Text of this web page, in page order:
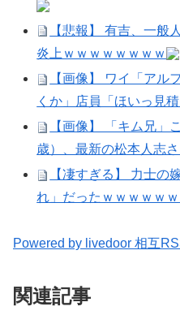
【悲報】 有吉、一般
炎上ｗｗｗｗｗｗｗｗ
【画像】 ワイ「アル
くか」店員「ほいっ見
【画像】 「キム兄」
歳）、最新の松本人志さ
【凄すぎる】 力士の
れ」だったｗｗｗｗｗｗ
Powered by livedoor 相互
関連記事